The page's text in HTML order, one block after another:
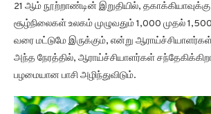
21 ஆம் நூற்றாண்டின் இறுதியில்,
சூழ்நிலைகள் உலகம் முழுவதும் 1,000 முதல்
வரை மட்டுமே இருக்கும், என்று
அந்த நேரத்தில், ஆராய்ச்சியாளர்கள்
பழமையான பாசி அழிந்துவிடும்.